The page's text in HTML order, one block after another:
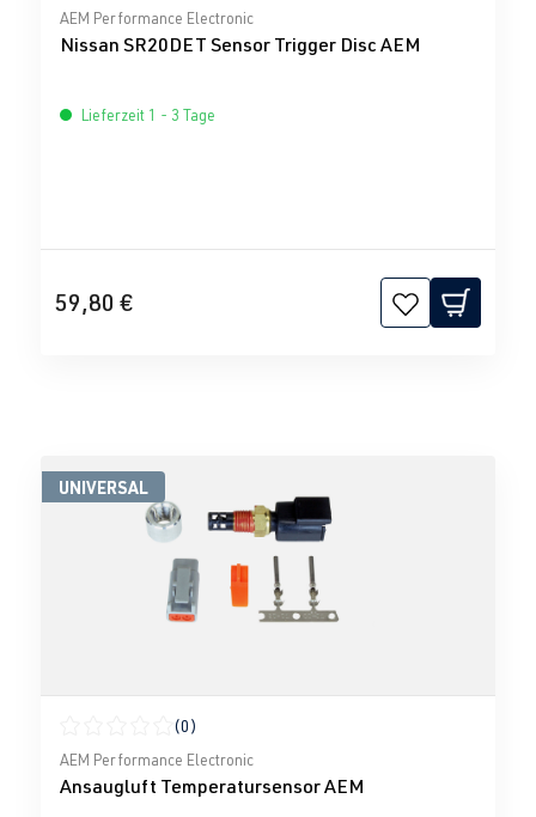
Durchschnittliche Bewertung von 0 von 5 Sternen
AEM Performance Electronic
Nissan SR20DET Sensor Trigger Disc AEM
Lieferzeit 1 - 3 Tage
59,80 €
UNIVERSAL
Durchschnittliche Bewertung von 0 von 5 Sternen
(0)
AEM Performance Electronic
Ansaugluft Temperatursensor AEM